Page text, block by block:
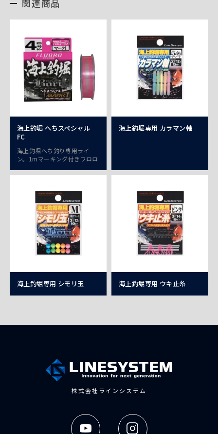
関連商品
海上釣堀 へちスペシャル
FC
海上釣堀へち釣り専用ライ
ン。1mマーキング付きフロロ
海上釣堀専用 カラマン軸
海上釣堀専用 シモリ玉 海上釣堀専用 ウキ止糸
株式会社ラインシステム